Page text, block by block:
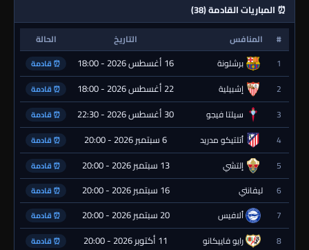
⏰ المباريات القادمة (38)
# المنافس التاريخ
الحالة
1
برشلونة 16 أغسطس 2026 - 18:00 ⏰ قادمة
2 إشبيلية 22 أغسطس 2026 - 18:00 ⏰ قادمة
3 سيلتا فيجو 30 أغسطس 2026 - 22:30 ⏰ قادمة
4 أتلتيكو مدريد 6 سبتمبر 2026 - 20:00 ⏰ قادمة
5 إلتشي 13 سبتمبر 2026 - 20:00 ⏰ قادمة
6 ليفانتي 16 سبتمبر 2026 - 20:00 ⏰ قادمة
7 ألافيس 20 سبتمبر 2026 - 20:00 ⏰ قادمة
8 رايو فاييكانو 11 أكتوبر 2026 - 20:00 ⏰ قادمة